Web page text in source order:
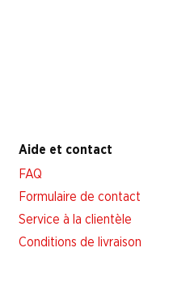
Aide et contact
FAQ
Formulaire de contact
Service à la clientèle
Conditions de livraison